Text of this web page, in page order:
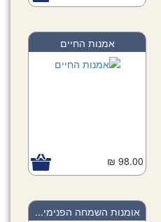
אמנות החיים
98.00 ₪
אומנות השמחה הפנימי...